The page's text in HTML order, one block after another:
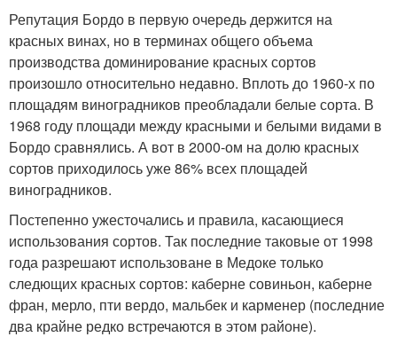
Репутация Бордо в первую очередь держится на
красных винах, но в терминах общего объема
производства доминирование красных сортов
произошло относительно недавно. Вплоть до 1960-х по
площадям виноградников преобладали белые сорта. В
1968 году площади между красными и белыми видами в
Бордо сравнялись. А вот в 2000-ом на долю красных
сортов приходилось уже 86% всех площадей
виноградников.
Постепенно ужесточались и правила, касающиеся
использования сортов. Так последние таковые от 1998
года разрешают использоване в Медоке только
следющих красных сортов: каберне совиньон, каберне
фран, мерло, пти вердо, мальбек и карменер (последние
два крайне редко встречаются в этом районе).